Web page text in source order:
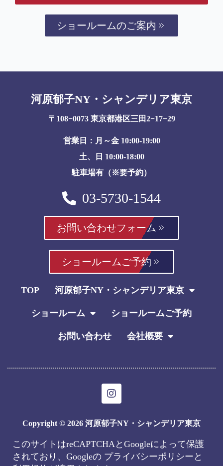
ショールームのご案内
河原郁子NY・シャンデリア東京
〒108−0073 東京都港区三田2−17−29
営業日：月～金 10:00-19:00
土、日 10:00-18:00
駐車場有（※要予約）
03-5730-1544
お問い合わせフォーム
ショールームご予約
TOP 河原郁子NY・シャンデリア東京
ショールーム ショールームご予約
お問い合わせ 会社概要
I
n
t
a
r
a
Copyright © 2026 河原郁子NY・シャンデリア東京
このサイトはreCAPTCHAとGoogleによって保護
されており、Googleの プライバシーポリシー と